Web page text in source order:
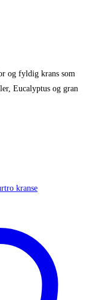
og fyldig krans som
Eucalyptus og gran
kranse